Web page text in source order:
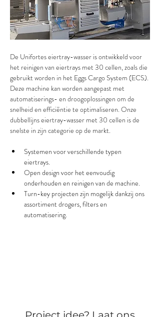
De Unifortes eiertray-wasser is ontwikkeld voor
het reinigen van eiertrays met 30 cellen, zoals die
gebruikt worden in het Eggs Cargo System (ECS).
Deze machine kan worden aangepast met
automatiserings- en droogoplossingen om de
snelheid en efficiëntie te optimaliseren. Onze
dubbellijns eiertray-wasser met 30 cellen is de
snelste in zijn categorie op de markt.
Systemen voor verschillende typen
eiertrays.
Open design voor het eenvoudig
onderhouden en reinigen van de machine.
Turn-key projecten zijn mogelijk dankzij ons
assortiment drogers, filters en
automatisering.